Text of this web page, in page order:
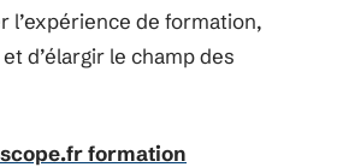
l’expérience de formation,
d’élargir le champ des
formation